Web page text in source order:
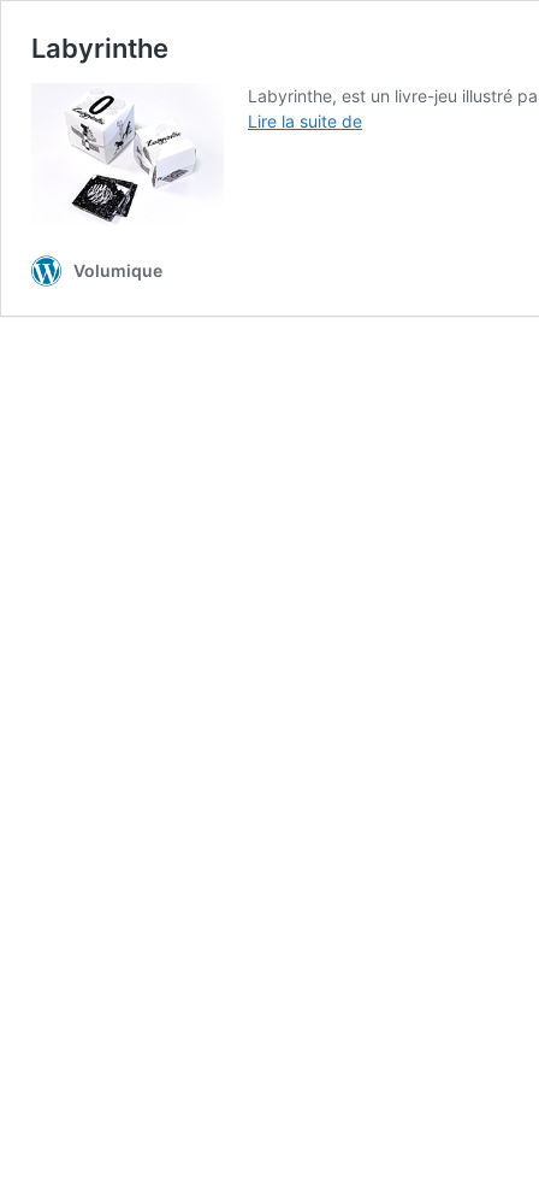
Labyrinthe
Labyrinthe, est un livre-jeu illustré
Lire la suite deLabyrinthe
Volumique